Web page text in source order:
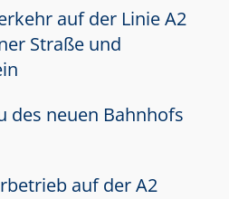
auf der Linie A2
Straße und
des neuen Bahnhofs
auf der A2